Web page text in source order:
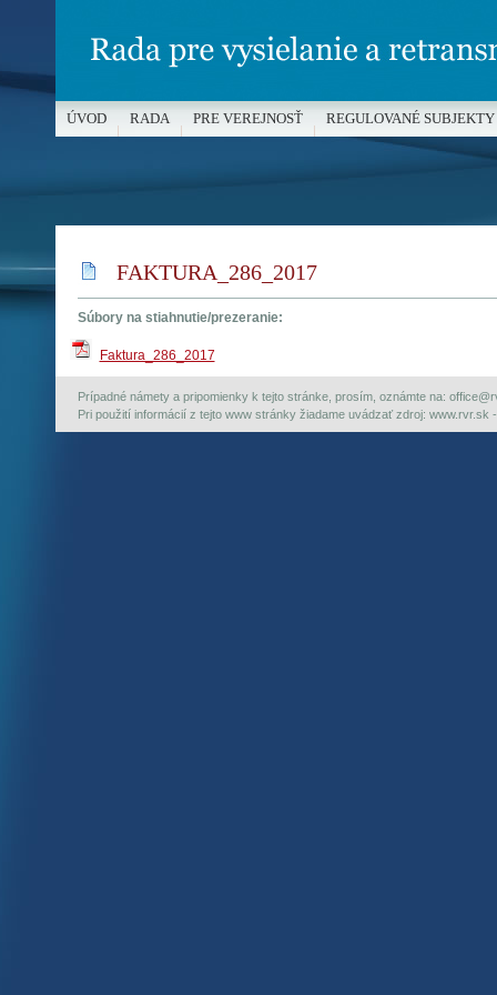
FAKTURA_286_2017
Súbory na stiahnutie/prezeranie:
Faktura_286_2017
Prípadné námety a pripomienky k tejto stránke, prosím, oznámte na:
Pri použití informácií z tejto www stránky žiadame uvádzať zdroj: www.rvr.sk
ÚVOD RADA PRE VEREJNOSŤ REGULOVANÉ SUBJEKTY